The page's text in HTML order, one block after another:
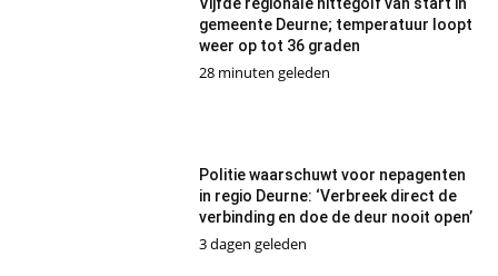
gemeente Deurne; temperatuur loopt
weer op tot 36 graden
28 minuten geleden
Politie waarschuwt voor nepagenten
in regio Deurne: ‘Verbreek direct de
verbinding en doe de deur nooit open’
3 dagen geleden